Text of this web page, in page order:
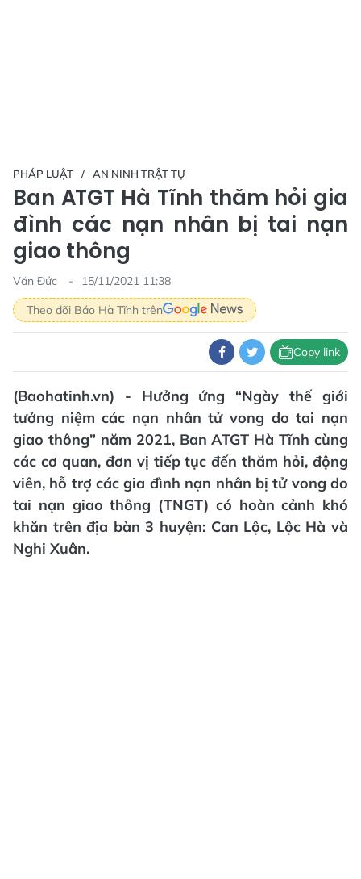
PHÁP LUẬT AN NINH TRẬT TỰ
Ban ATGT Hà Tĩnh thăm hỏi gia
đình các nạn nhân bị tai nạn
giao thông
Văn Đức
15/11/2021 11:38
Theo dõi Báo Hà Tĩnh trên
Copy link
(Baohatinh.vn) - Hưởng ứng “Ngày thế giới
tưởng niệm các nạn nhân tử vong do tai nạn
giao thông” năm 2021, Ban ATGT Hà Tĩnh cùng
các cơ quan, đơn vị tiếp tục đến thăm hỏi, động
viên, hỗ trợ các gia đình nạn nhân bị tử vong do
tai nạn giao thông (TNGT) có hoàn cảnh khó
khăn trên địa bàn 3 huyện: Can Lộc, Lộc Hà và
Nghi Xuân.